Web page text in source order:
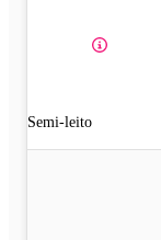
Semi-leito